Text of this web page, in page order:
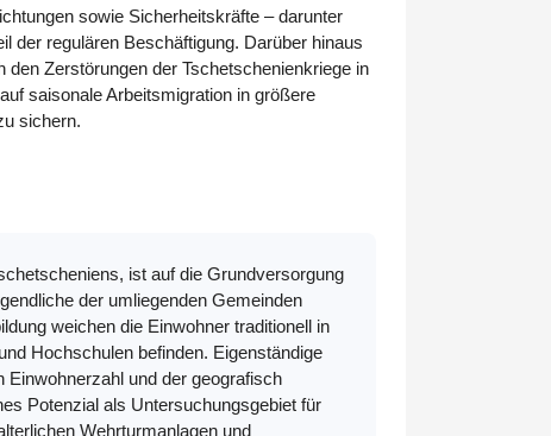
sowie Sicherheitskräfte – darunter
der regulären Beschäftigung. Darüber hinaus
Zerstörungen der Tschetschenienkriege in
saisonale Arbeitsmigration in größere
sichern.
ist auf die Grundversorgung
der umliegenden Gemeinden
weichen die Einwohner traditionell in
Hochschulen befinden. Eigenständige
und der geografisch
Potenzial als Untersuchungsgebiet für
Wehrturmanlagen und